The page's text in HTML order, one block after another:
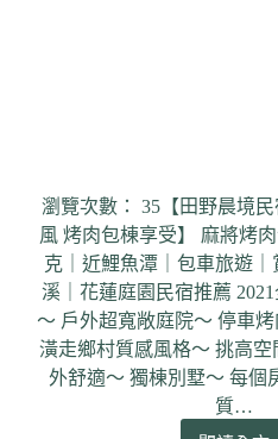
美
味
早
點
瀏覽次數： 35【田野晨境
風 烤肉包棟享受】 麻將烤
克｜近鯉魚潭｜包車旅遊｜
溪｜花蓮庭園民宿推薦
～ 戶外超寬敞庭院～ 停車
潢走鄉村質感風格～ 挑高
外舒適～ 獨棟別墅～ 每個
質…